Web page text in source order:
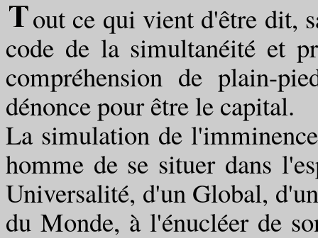
out ce qui vient d'être dit,
code de la simultanéité et
compréhension de plain-
dénonce pour être le capital.
La simulation de
homme de se situer dans
Universalité, d'un Global,
du Monde, à l'énucléer de